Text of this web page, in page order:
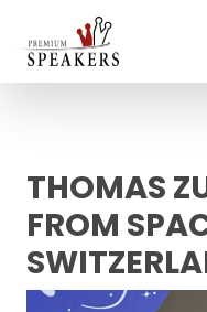
SPEAKERS
THEMEN
ENTDECKEN
SHORTS
VIDEOS
THOMAS
FROM